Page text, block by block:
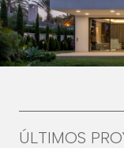
ÚLTIMOS